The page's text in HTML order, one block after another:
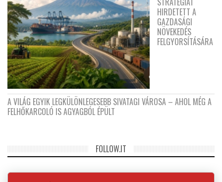
HIRDETETT A
GAZDASÁGI
NÖVEKEDÉS
FELGYORSÍTÁSÁRA
A VILÁG EGYIK LEGKÜLÖNLEGESEBB SIVATAGI VÁROSA – AHOL MÉG A
FELHŐKARCOLÓ IS AGYAGBÓL ÉPÜLT
FOLLOW.IT